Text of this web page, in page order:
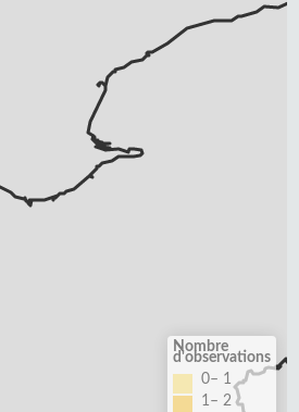
Nombre
d'observations
0– 1
1– 2